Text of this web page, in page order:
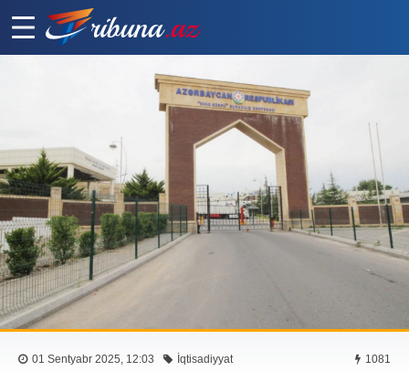
01 Sentyabr 2025, 12:03 İqtisadiyyat 1081